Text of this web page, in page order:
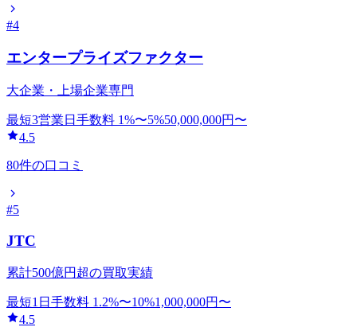
#4
エンタープライズファクター
大企業・上場企業専門
最短3営業日 手数料 1%〜5%50,000,000円〜
4.5
80件の口コミ
#5
JTC
累計500億円超の買取実績
最短1日 手数料 1.2%〜10%1,000,000円〜
4.5